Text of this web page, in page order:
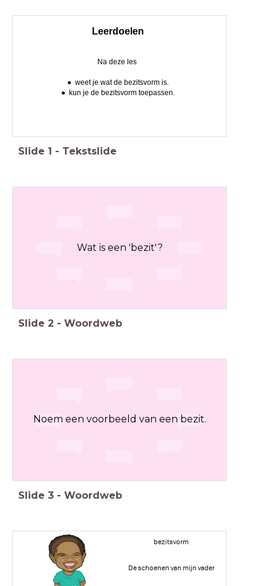
Leerdoelen
Na deze les
weet je wat de bezitsvorm is.
kun je de bezitsvorm toepassen.
Slide 1 - Tekstslide
Wat is een 'bezit'?
Slide 2 - Woordweb
Noem een voorbeeld van een bezit.
Slide 3 - Woordweb
bezitsvorm
De schoenen van mijn vader